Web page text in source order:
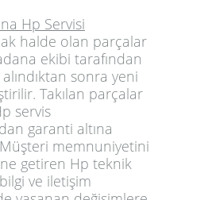
Hp Servisi
halde olan parçalar
ekibi tarafından
sonra yeni
Takılan parçalar
servis
garanti altına
Müşteri memnuniyetini
getiren Hp teknik
bilgi ve iletişim